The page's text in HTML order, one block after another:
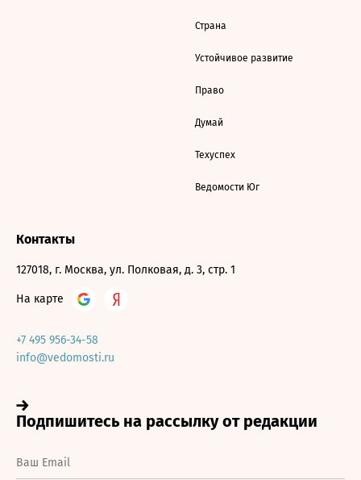
Страна
Устойчивое развитие
Право
Думай
Техуспех
Ведомости Юг
Контакты
127018, г. Москва, ул. Полковая, д. 3, стр. 1
На карте
+7 495 956-34-58
info@vedomosti.ru